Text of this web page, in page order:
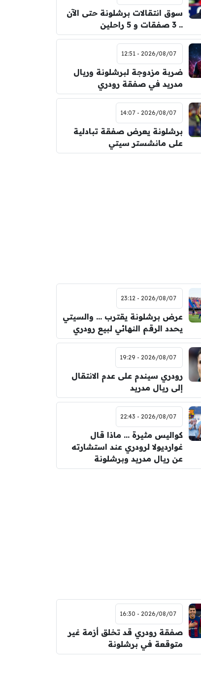
سوق انتقالات برشلونة حتى الآن
.. 3 صفقات و 5 راحلين
2026/08/07 - 12:51
ضربة مزدوجة لبرشلونة وريال
مدريد في صفقة رودري
2026/08/07 - 14:07
برشلونة يعرض صفقة تبادلية
على مانشستر سيتي
2026/08/07 - 23:12
عرض برشلونة يقترب … والسيتي
يحدد الرقم النهائي لبيع رودري
2026/08/07 - 19:29
رودري سيندم على عدم الانتقال
إلى ريال مدريد
2026/08/07 - 22:43
كواليس مثيرة … ماذا قال
غوارديولا لرودري عند استشارته
عن ريال مدريد وبرشلونة
2026/08/07 - 16:30
صفقة رودري قد تخلق أزمة غير
متوقعة في برشلونة